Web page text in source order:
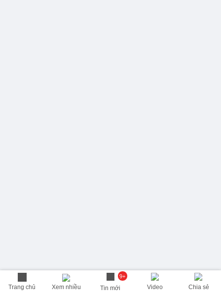
Trang chủ Xem nhiều
9+
Tin mới Video Chia sẻ